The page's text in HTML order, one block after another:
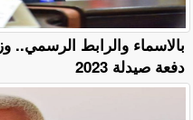
بالاسماء والرابط الرسمي..
دفعة صيدلة 2023